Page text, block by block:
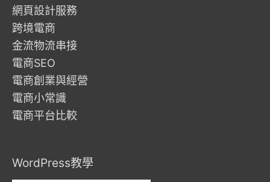
網頁設計服務
跨境電商
金流物流串接
電商SEO
電商創業與經營
電商小常識
電商平台比較
WordPress教學